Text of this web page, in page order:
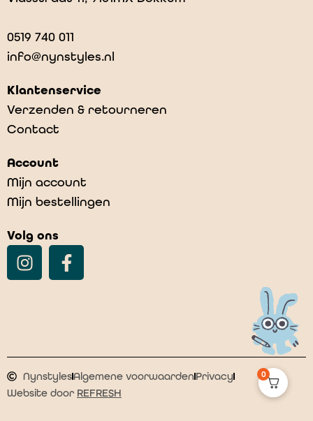
0519 740 011
info@nynstyles.nl
Klantenservice
Verzenden & retourneren
Contact
Account
Mijn account
Mijn bestellingen
Volg ons
NynstylesAlgemene voorwaardenPrivacy
Website door REFRESH
0